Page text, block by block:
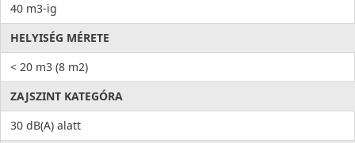
40 m3-ig
HELYISÉG MÉRETE
< 20 m3 (8 m2)
ZAJSZINT KATEGÓRA
30 dB(A) alatt